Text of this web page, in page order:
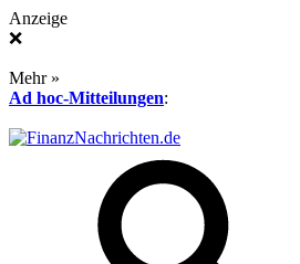
Anzeige
❌
Mehr »
Ad hoc-Mitteilungen: